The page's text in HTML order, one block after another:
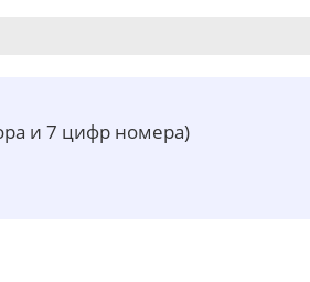
и 7 цифр номера)